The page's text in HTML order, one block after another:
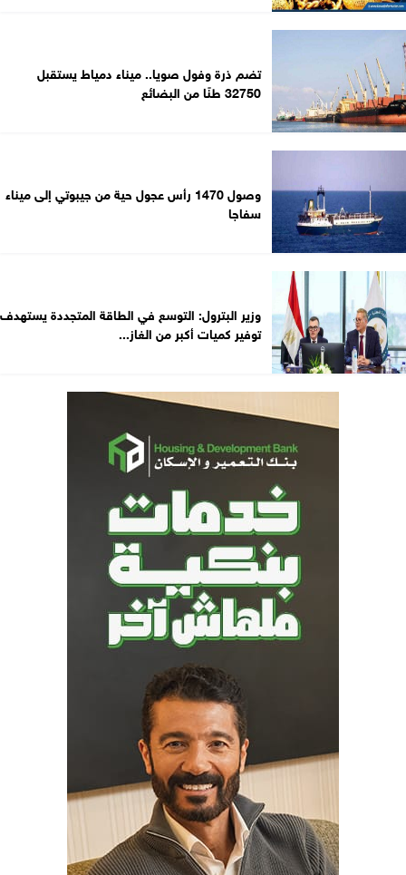
تضم ذرة وفول صويا.. ميناء دمياط يستقبل
32750 طنًا من البضائع
وصول 1470 رأس عجول حية من جيبوتي إلى ميناء
سفاجا
وزير البترول: التوسع في الطاقة المتجددة يستهدف
توفير كميات أكبر من الغاز...